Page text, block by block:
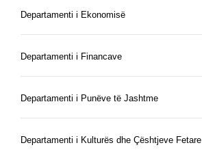
Departamenti i Ekonomisë
Departamenti i Financave
Departamenti i Punëve të Jashtme
Departamenti i Kulturës dhe Çështjeve Fetare